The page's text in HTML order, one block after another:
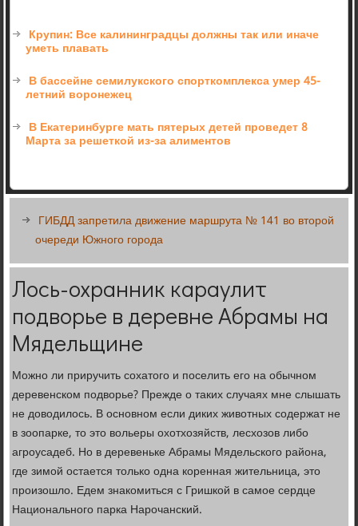
Крупин: Все калининградцы должны так или иначе
уметь плавать
В бассейне семилукского спорткомплекса умер 45-
летний воронежец
В Екатеринбурге мать пятерых детей проведет 8
Марта за решеткой из-за алиментов
ГИБДД запретила движение маршрута № 141 во второй
очереди Южного города
Лось-охранник караулит
подворье в деревне Абрамы на
Мядельщине
Можно ли приручить сохатого и поселить его на обычном
деревенском подворье? Прежде о таких случаях мне слышать
не доводилось. В основном если диких животных содержат не
в зоопарке, то это вольеры охотхозяйств, лесхозов либо
агроусадеб. Но в деревеньке Абрамы Мядельского района,
где зимой остается только одна коренная жительница, это
произошло. Едем знакомиться с Гришкой в самое сердце
Национального парка Нарочанский.